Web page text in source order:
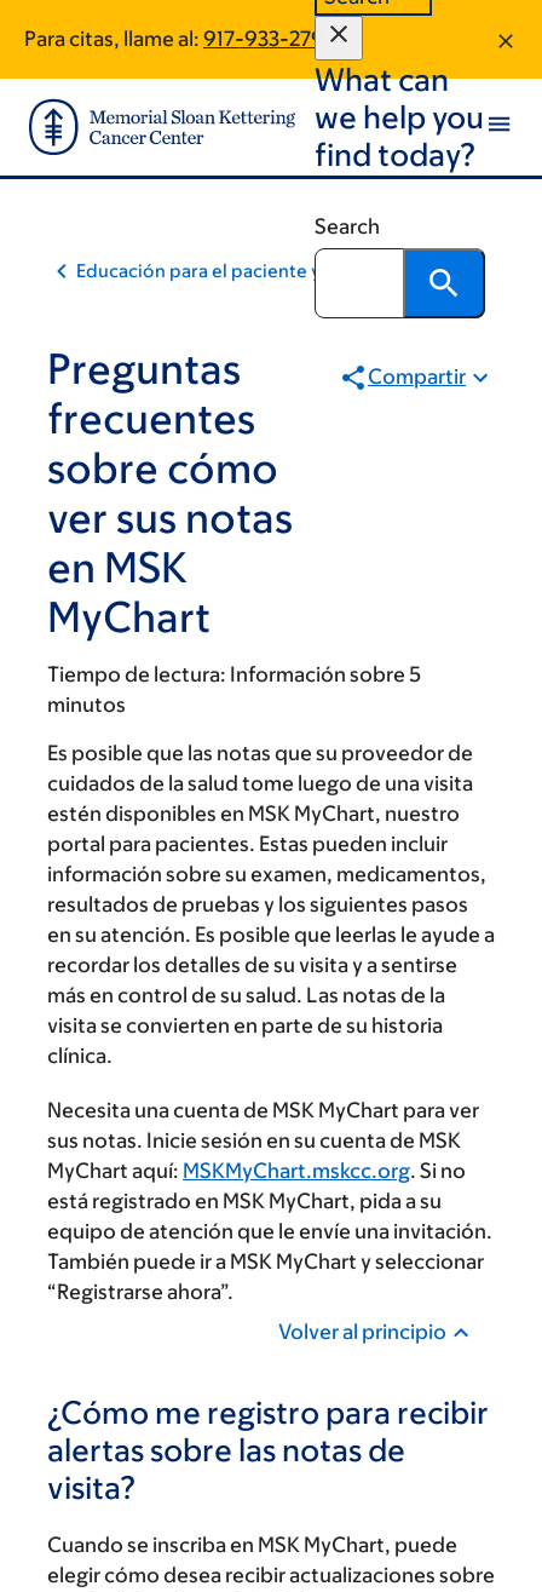
main
content
footer
Para citas, llame al: 917-933-2794
What can
we help you
find today?
Search
Educación para el paciente y la comunidad
Preguntas
frecuentes
sobre cómo
ver sus notas
en MSK
MyChart
Compartir
Tiempo de lectura: Información sobre 5
minutos
Es posible que las notas que su proveedor de
cuidados de la salud tome luego de una visita
estén disponibles en MSK MyChart, nuestro
portal para pacientes. Estas pueden incluir
información sobre su examen, medicamentos,
resultados de pruebas y los siguientes pasos
en su atención. Es posible que leerlas le ayude a
recordar los detalles de su visita y a sentirse
más en control de su salud. Las notas de la
visita se convierten en parte de su historia
clínica.
Necesita una cuenta de MSK MyChart para ver
sus notas. Inicie sesión en su cuenta de MSK
MyChart aquí: MSKMyChart.mskcc.org. Si no
está registrado en MSK MyChart, pida a su
equipo de atención que le envíe una invitación.
También puede ir a MSK MyChart y seleccionar
“Registrarse ahora”.
Volver al principio
¿Cómo me registro para recibir
alertas sobre las notas de
visita?
Cuando se inscriba en MSK MyChart, puede
elegir cómo desea recibir actualizaciones sobre